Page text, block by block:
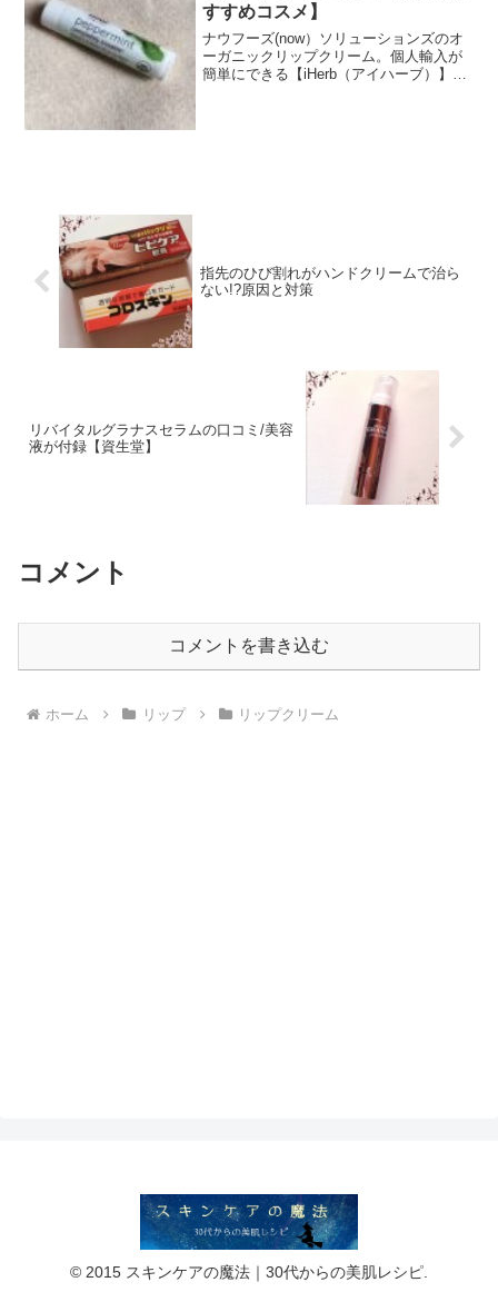
すすめコスメ】
ナウフーズ(now）ソリューションズのオ
ーガニックリップクリーム。個人輸入が
簡単にできる【iHerb（アイハーブ）】で
指先のひび割れがハンドクリームで治ら
ない!?原因と対策
リバイタルグラナスセラムの口コミ/美容
液が付録【資生堂】
コメント
コメントを書き込む
ホーム リップ リップクリーム
© 2015 スキンケアの魔法｜30代からの美肌レシピ.